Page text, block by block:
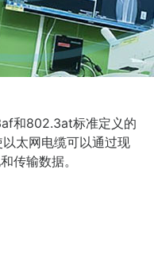
和802.3at标准定义的
太网电缆可以通过现
传输数据。